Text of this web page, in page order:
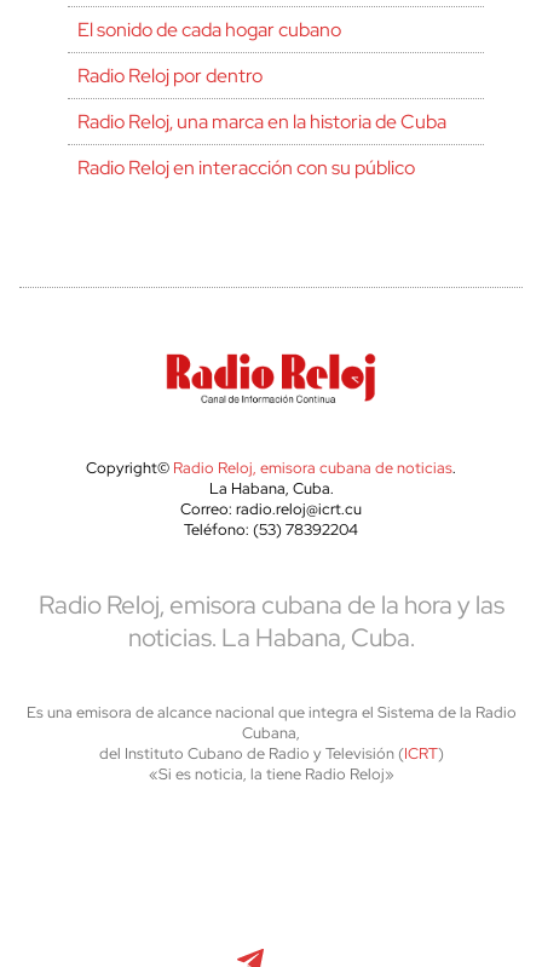
El sonido de cada hogar cubano
Radio Reloj por dentro
Radio Reloj, una marca en la historia de Cuba
Radio Reloj en interacción con su público
Copyright© Radio Reloj, emisora cubana de noticias.
La Habana, Cuba.
Correo: radio.reloj@icrt.cu
Teléfono: (53) 78392204
Radio Reloj, emisora cubana de la hora y las
noticias. La Habana, Cuba.
Es una emisora de alcance nacional que integra el Sistema de la Radio
Cubana,
del Instituto Cubano de Radio y Televisión (ICRT)
«Si es noticia, la tiene Radio Reloj»